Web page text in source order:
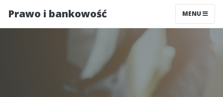
Prawo i bankowość MENU